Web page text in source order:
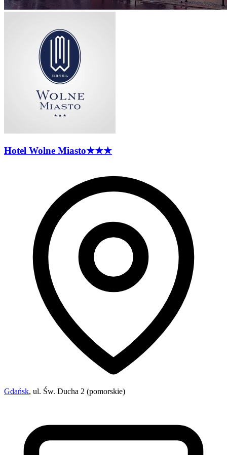
Hotel Wolne Miasto★★★
Gdańsk, ul. Św. Ducha 2 (pomorskie)